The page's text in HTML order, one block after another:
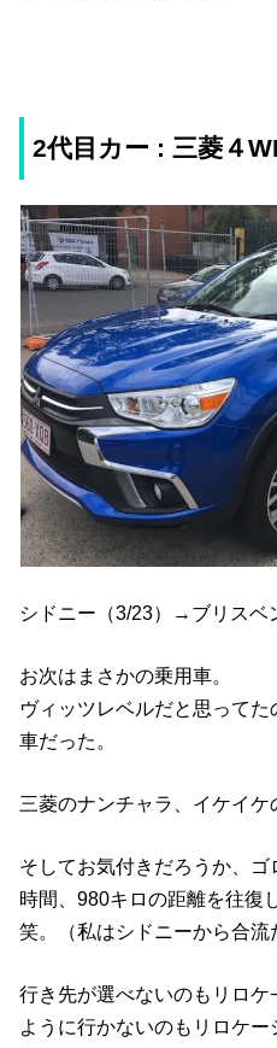
2代目カー : 三菱４
シドニー（3/23）→ブリスベ
お次はまさかの乗用車。
ヴィッツレベルだと思って
車だった。
三菱のナンチャラ、イケイケ
そしてお気付きだろうか、
時間、980キロの距離を往復
笑。（私はシドニーから合流
行き先が選べないのもリロケ
ように行かないのもリロケ